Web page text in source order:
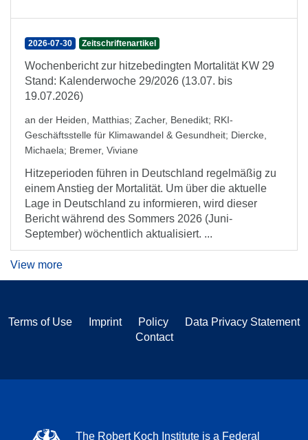
2026-07-30 Zeitschriftenartikel
Wochenbericht zur hitzebedingten Mortalität KW 29
Stand: Kalenderwoche 29/2026 (13.07. bis
19.07.2026)
an der Heiden, Matthias; Zacher, Benedikt; RKI-
Geschäftsstelle für Klimawandel & Gesundheit; Diercke,
Michaela; Bremer, Viviane
Hitzeperioden führen in Deutschland regelmäßig zu
einem Anstieg der Mortalität. Um über die aktuelle
Lage in Deutschland zu informieren, wird dieser
Bericht während des Sommers 2026 (Juni-
September) wöchentlich aktualisiert. ...
View more
Terms of Use Imprint Policy
Data Privacy Statement
Contact
The Robert Koch Institute is a Federal